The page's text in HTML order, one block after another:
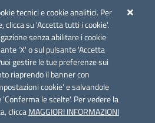
tecnici e cookie analitici. Per
clicca su 'Accetta tutti i cookie'.
senza abilitare i cookie
'X' o sul pulsante 'Accetta
gestire le tue preferenze sui
riaprendo il banner con
cookie' e salvandole
le scelte'. Per vedere la
cliccaMAGGIORI INFORMAZIONI